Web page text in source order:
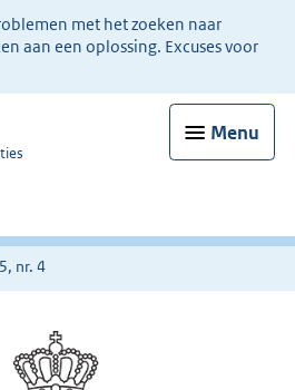
met het zoeken naar
aan een oplossing. Excuses voor
Menu
nr. 4